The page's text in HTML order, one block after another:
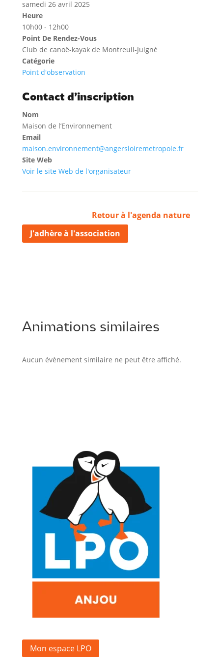
samedi 26 avril 2025
Heure
10h00 - 12h00
Point De Rendez-Vous
Club de canoë-kayak de Montreuil-Juigné
Catégorie
Point d'observation
Contact d’inscription
Nom
Maison de l’Environnement
Email
maison.environnement@angersloiremetropole.fr
Site Web
Voir le site Web de l'organisateur
Retour à l'agenda nature
J'adhère à l'association
Animations similaires
Aucun évènement similaire ne peut être affiché.
Mon espace LPO